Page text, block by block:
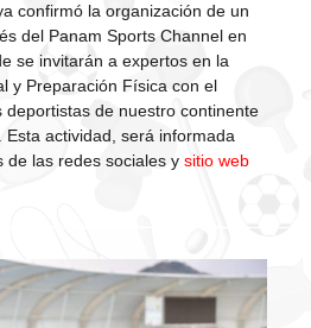
confirmó la organización de un
del Panam Sports Channel en
se invitarán a expertos en la
y Preparación Física con el
deportistas de nuestro continente
actividad, será informada
de las redes sociales y sitio web